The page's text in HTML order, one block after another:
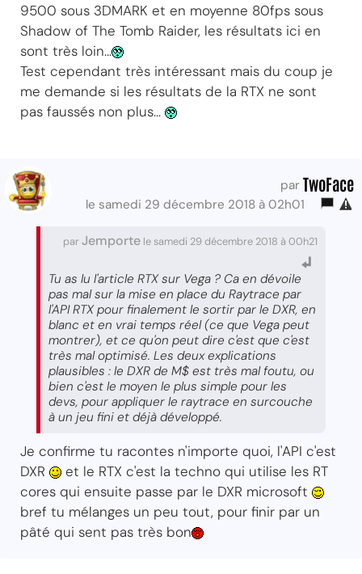
9500 sous 3DMARK et en moyenne 80fps sous
Shadow of The Tomb Raider, les résultats ici en
sont très loin...
Test cependant très intéressant mais du coup je
me demande si les résultats de la RTX ne sont
pas faussés non plus...
par TwoFace
le samedi 29 décembre 2018 à 02h01
parJemporte le samedi 29 décembre 2018 à 00h21
Tu as lu l'article RTX sur Vega ? Ca en dévoile
pas mal sur la mise en place du Raytrace par
l'API RTX pour finalement le sortir par le DXR, en
blanc et en vrai temps réel (ce que Vega peut
montrer), et ce qu'on peut dire c'est que c'est
très mal optimisé. Les deux explications
plausibles : le DXR de M$ est très mal foutu, ou
bien c'est le moyen le plus simple pour les
devs, pour appliquer le raytrace en surcouche
à un jeu fini et déjà développé.
Je confirme tu racontes n'importe quoi, l'API c'est
DXR
et le RTX c'est la techno qui utilise les RT
cores qui ensuite passe par le DXR microsoft
bref tu mélanges un peu tout, pour finir par un
pâté qui sent pas très bon